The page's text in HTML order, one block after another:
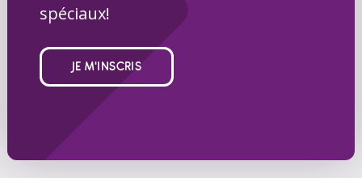
spéciaux!
JE M'INSCRIS